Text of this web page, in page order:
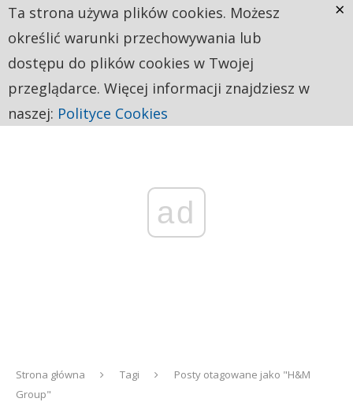
ad
Strona główna Tagi
Posty otagowane jako "H&M
Group"
Ta strona używa plików cookies. Możesz
określić warunki przechowywania lub
dostępu do plików cookies w Twojej
przeglądarce. Więcej informacji znajdziesz w
naszej: Polityce Cookies
×